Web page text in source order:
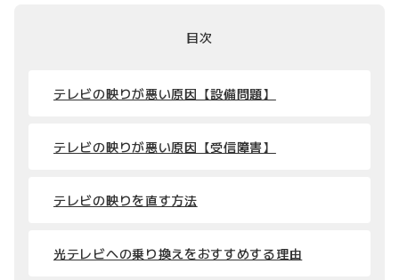
目次
テレビの映りが悪い原因【設備問題】
テレビの映りが悪い原因【受信障害】
テレビの映りを直す方法
光テレビへの乗り換えをおすすめする理由